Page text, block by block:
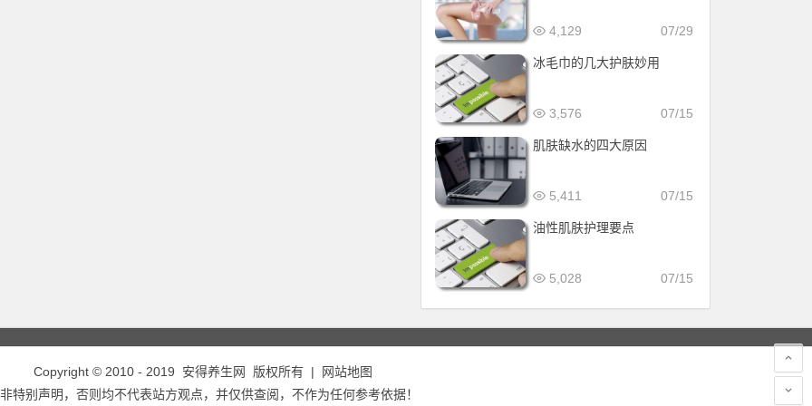
07/29
4,129
冰毛巾的几大护肤妙用
07/15
3,576
肌肤缺水的四大原因
07/15
5,411
油性肌肤护理要点
07/15
5,028
Copyright © 2010 - 2019 安得养生网 版权所有 |
网站地图
特别声明，否则均不代表站方观点，并仅供查阅，不作为任何参考依据！